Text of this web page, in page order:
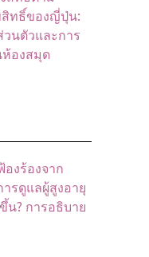
ทธิ์ของญี่ปุ่น:
นตัวและการ
องสมุด
งร้องจาก
รดูแลผู้สูงอายุ
น? การอธิบาย